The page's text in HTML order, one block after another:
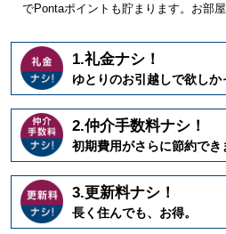
でPontaポイントも貯まります。お部
1.礼金ナシ！
ゆとりのお引越しで欲し
2.仲介手数料ナシ！
初期費用がさらに節約でき
3.更新料ナシ！
長く住んでも、お得。